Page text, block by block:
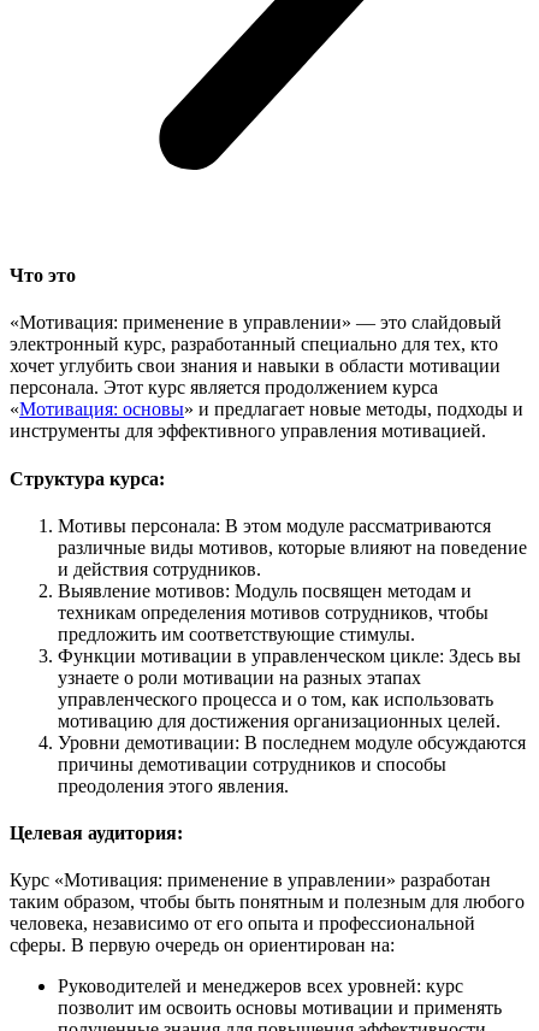
Что это
«Мотивация: применение в управлении» — это слайдовый
электронный курс, разработанный специально для тех, кто
хочет углубить свои знания и навыки в области мотивации
персонала. Этот курс является продолжением курса
«Мотивация: основы» и предлагает новые методы, подходы и
инструменты для эффективного управления мотивацией.
Структура курса:
Мотивы персонала: В этом модуле рассматриваются
различные виды мотивов, которые влияют на поведение
и действия сотрудников.
Выявление мотивов: Модуль посвящен методам и
техникам определения мотивов сотрудников, чтобы
предложить им соответствующие стимулы.
Функции мотивации в управленческом цикле: Здесь вы
узнаете о роли мотивации на разных этапах
управленческого процесса и о том, как использовать
мотивацию для достижения организационных целей.
Уровни демотивации: В последнем модуле обсуждаются
причины демотивации сотрудников и способы
преодоления этого явления.
Целевая аудитория:
Курс «Мотивация: применение в управлении» разработан
таким образом, чтобы быть понятным и полезным для любого
человека, независимо от его опыта и профессиональной
сферы. В первую очередь он ориентирован на:
Руководителей и менеджеров всех уровней: курс
позволит им освоить основы мотивации и применять